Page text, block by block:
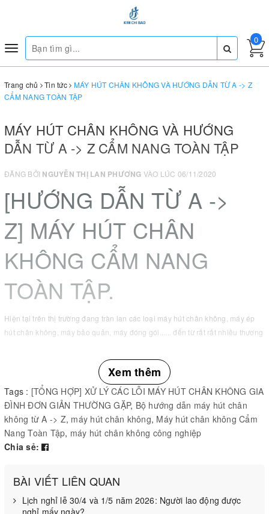
Toggle
navigation
0
Trang chủ Tin tức
MÁY HÚT CHÂN KHÔNG VÀ HƯỚNG DẪN TỪ A -> Z
CẨM NANG TOÀN TẬP
MÁY HÚT CHÂN KHÔNG VÀ HƯỚNG
DẪN TỪ A -> Z CẨM NANG TOÀN TẬP
ĐĂNG BỞI NGUYỄN THỊ LAN PHƯƠNG VÀO LÚC 06/11/2020
[HƯỚNG DẪN TỪ A ->
Z] MÁY HÚT CHÂN
KHÔNG CẨM NANG
TOÀN TẬP.
Hiện tại trên thị trường đang tràn lan các loại máy hút chân không, máy ép
hút chân không, máy bảo quản, máy đóng gói...... đến từ rất rất nhiều thương
Nhưng tuyệt nhiên rất ít đơn vị quan tâm đến việc hướng dẫn và giúp đỡ
khách hàng hiểu biết rõ ràng hơn về các phân khúc, các công năng cũng
như đặc thù chuyên dụng giành cho từng nhu cầu khác nhau của khách
hàng.
Hôm nay, KIM CHÍ BẢO xin được gửi tới các quý khách hàng:
-Bộ hướng dẫn máy hút chân không từ A -> Z
[TỔNG HỢP] XỬ LÝ CÁC LỖI MÁY HÚT CHÂN KHÔNG GIA
Xem thêm
Tags : [TỔNG HỢP] XỬ LÝ CÁC LỖI MÁY HÚT CHÂN KHÔNG GIA
ĐÌNH ĐƠN GIẢN THƯỜNG GẶP, Bộ hướng dẫn máy hút chân
không từ A -> Z, máy hút chân không, Máy hút chân không Cẩm
Nang Toàn Tập, máy hút chân không công nghiệp
Chia sẻ:
BÀI VIẾT LIÊN QUAN
Lịch nghỉ lễ 30/4 và 1/5 năm 2026: Người lao động được
nghỉ mấy ngày?